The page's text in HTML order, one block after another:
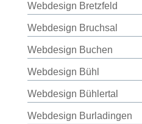
Webdesign Bretzfeld
Webdesign Bruchsal
Webdesign Buchen
Webdesign Bühl
Webdesign Bühlertal
Webdesign Burladingen